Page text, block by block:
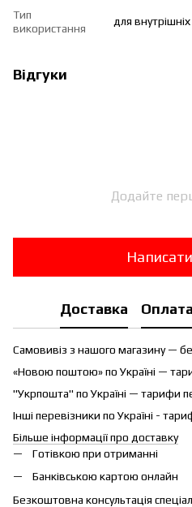
Тип
використання
для
Відгуки
Додайте
Написати
Доставка Оплата
Самовивіз з нашого магазину —
«Новою поштою» по Україні —
"Укрпошта" по Україні — тарифи
Інші перевізники по Україні -
Більше інформації про доставку
Готівкою при отриманні
Банківською картою онлайн
Безкоштовна консультація